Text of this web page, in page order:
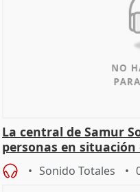
La central de Samur
personas en
de Calor
Sonido Totales